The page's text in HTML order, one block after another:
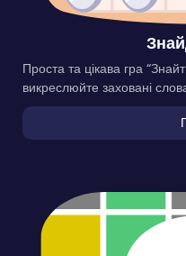
Проста та цікава гра
викреслюйте заховані